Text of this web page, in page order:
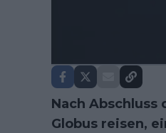
Nach Abschluss
Globus reisen,